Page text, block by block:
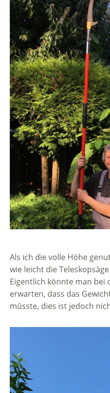
Als ich die volle Höhe
wie leicht die
Eigentlich könnte man bei
erwarten, dass das
müsste, dies ist jedoch